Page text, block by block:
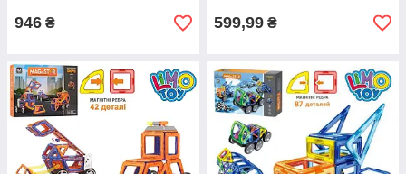
946 ₴ 599,99 ₴